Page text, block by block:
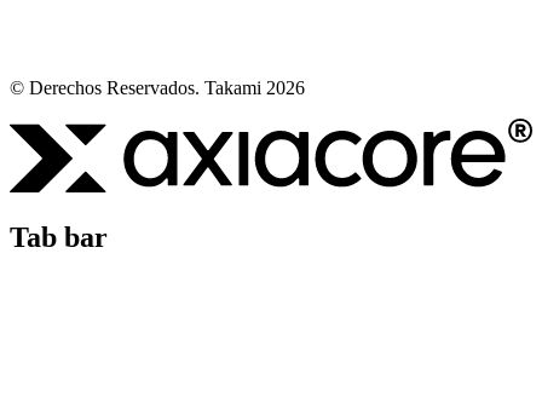
© Derechos Reservados. Takami 2026
Tab bar